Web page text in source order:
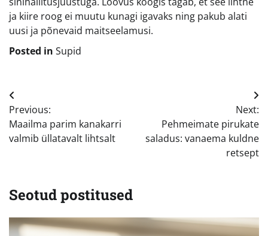
ja kiire roog ei muutu kunagi igavaks ning pakub alati
uusi ja põnevaid maitseelamusi.
Posted in Supid
Navigeerimine
Previous:
Maailma parim kanakarri
valmib üllatavalt lihtsalt
Next:
Pehmeimate pirukate
saladus: vanaema kuldne
retsept
Seotud postitused